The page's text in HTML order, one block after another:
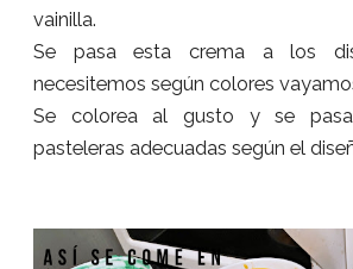
vainilla.
Se pasa esta crema a los
necesitemos según colores
Se colorea al gusto y se
pasteleras adecuadas según el